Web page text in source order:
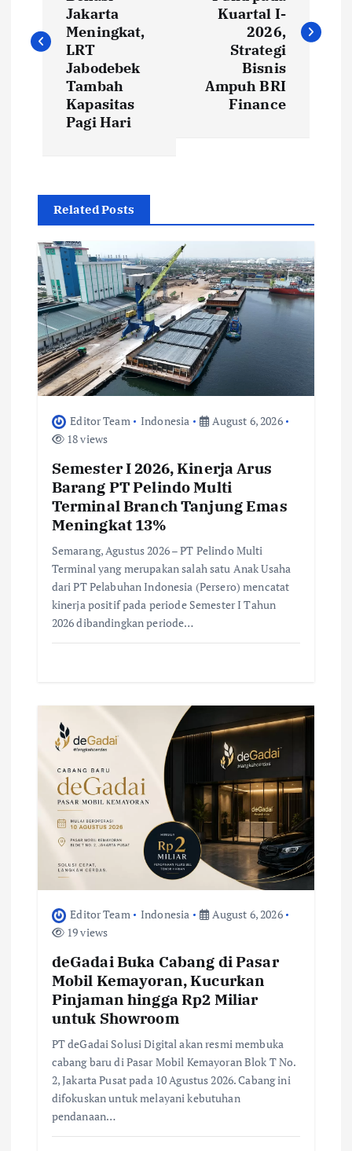
s
t
g
a
t
o
Jakarta
Meningkat,
LRT
Jabodebek
Tambah
Kapasitas
Pagi Hari
Kuartal I-
2026,
Strategi
Bisnis
Ampuh BRI
Finance
Related Posts
Editor Team Indonesia
August 6, 2026
18 views
Semester I 2026, Kinerja Arus
Barang PT Pelindo Multi
Terminal Branch Tanjung Emas
Meningkat 13%
Semarang, Agustus 2026 – PT Pelindo Multi
Terminal yang merupakan salah satu Anak Usaha
dari PT Pelabuhan Indonesia (Persero) mencatat
kinerja positif pada periode Semester I Tahun
2026 dibandingkan periode…
Editor Team Indonesia
August 6, 2026
19 views
deGadai Buka Cabang di Pasar
Mobil Kemayoran, Kucurkan
Pinjaman hingga Rp2 Miliar
untuk Showroom
PT deGadai Solusi Digital akan resmi membuka
cabang baru di Pasar Mobil Kemayoran Blok T No.
2, Jakarta Pusat pada 10 Agustus 2026. Cabang ini
difokuskan untuk melayani kebutuhan
pendanaan…